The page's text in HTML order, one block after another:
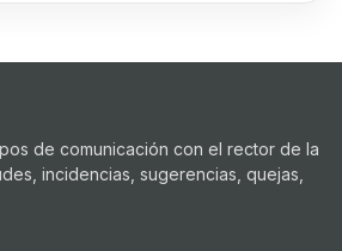
de comunicación con el rector de la
incidencias, sugerencias, quejas,